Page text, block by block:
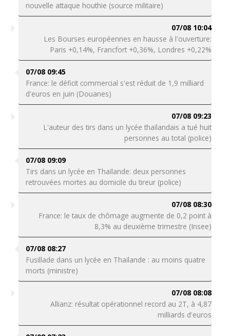
nouvelle attaque houthie (source militaire)
07/08 10:04
Les Bourses européennes en hausse à l'ouverture:
Paris +0,14%, Francfort +0,36%, Londres +0,22%
07/08 09:45
France: le déficit commercial s'est réduit de 1,9 milliard
d'euros en juin (Douanes)
07/08 09:23
L'auteur des tirs dans un lycée thaïlandais a tué huit
personnes au total (police)
07/08 09:09
Tirs dans un lycée en Thaïlande: deux personnes
retrouvées mortes au domicile du tireur (police)
07/08 08:30
France: le taux de chômage augmente de 0,2 point à
8,3% au deuxième trimestre (Insee)
07/08 08:27
Fusillade dans un lycée en Thaïlande : au moins quatre
morts (ministre)
07/08 08:08
Allianz: résultat opérationnel record au 2T, à 4,87
milliards d'euros